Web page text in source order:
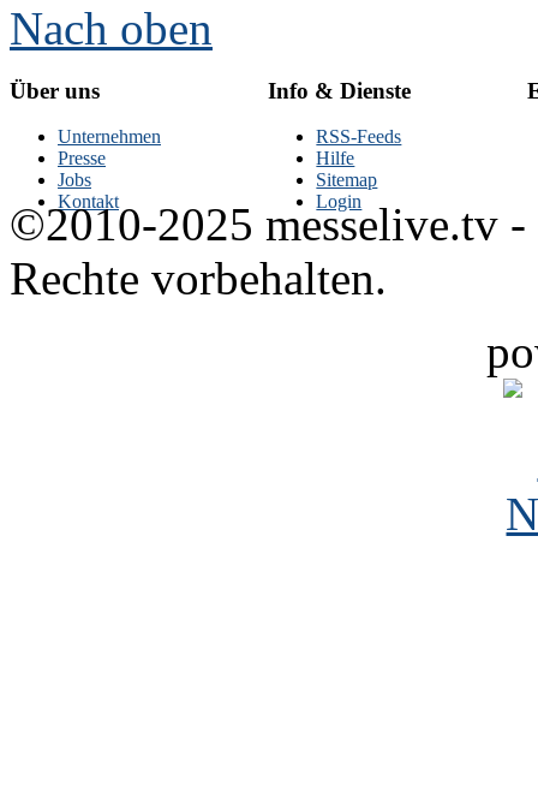
Nach oben
Über uns
Unternehmen
Presse
Jobs
Kontakt
Info & Dienste
RSS-Feeds
Hilfe
Sitemap
Login
©2010-2025 messelive.tv -
Rechte vorbehalten.